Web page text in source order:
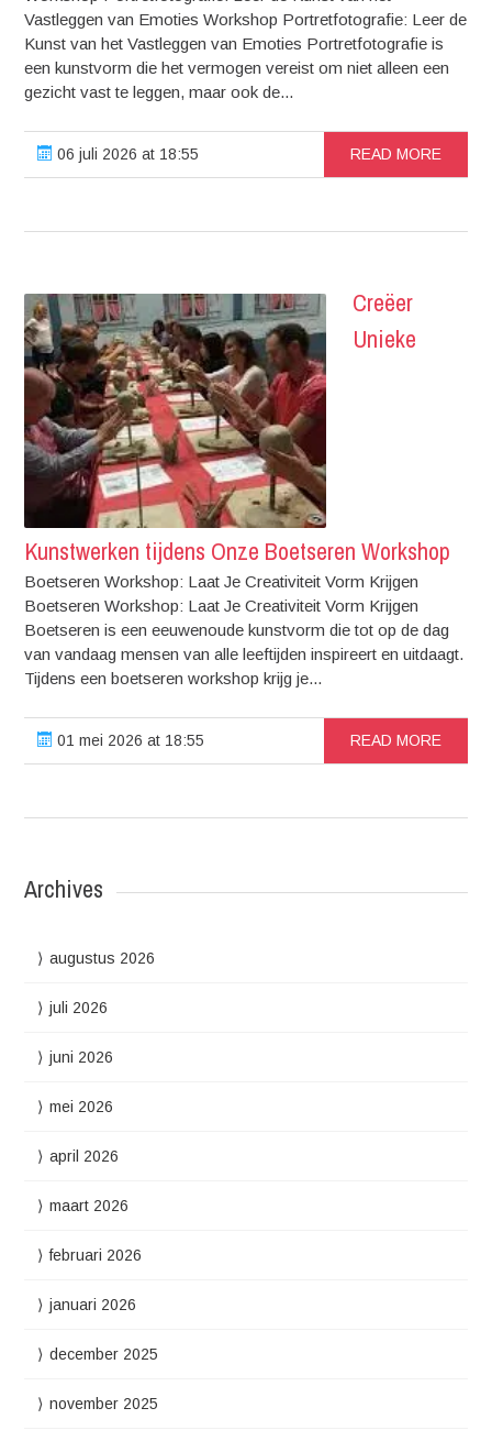
Vastleggen van Emoties Workshop Portretfotografie: Leer de
Kunst van het Vastleggen van Emoties Portretfotografie is
een kunstvorm die het vermogen vereist om niet alleen een
gezicht vast te leggen, maar ook de...
06 juli 2026 at 18:55 READ MORE
Creëer
Unieke
Kunstwerken tijdens Onze Boetseren Workshop
Boetseren Workshop: Laat Je Creativiteit Vorm Krijgen
Boetseren Workshop: Laat Je Creativiteit Vorm Krijgen
Boetseren is een eeuwenoude kunstvorm die tot op de dag
van vandaag mensen van alle leeftijden inspireert en uitdaagt.
Tijdens een boetseren workshop krijg je...
01 mei 2026 at 18:55 READ MORE
Archives
augustus 2026
juli 2026
juni 2026
mei 2026
april 2026
maart 2026
februari 2026
januari 2026
december 2025
november 2025